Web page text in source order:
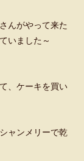
んがやって来た
いました～
、ケーキを買い
ャンメリーで乾